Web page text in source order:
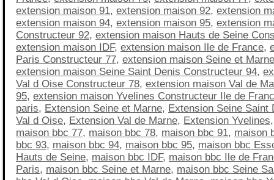
extension maison 91, extension maison 92, extension
extension maison 94, extension maison 95, extension
Constructeur 92, extension maison Hauts de Seine
extension maison IDF, extension maison Ile de France,
Paris Constructeur 77, extension maison Seine et
extension maison Seine Saint Denis Constructeur 94,
Val d Oise Constructeur 78, extension maison Val de
95, extension maison Yvelines Constructeur Ile de
paris, Extension Seine et Marne, Extension Seine Saint
Val d Oise, Extension Val de Marne, Extension Yvelines
maison bbc 77, maison bbc 78, maison bbc 91, maison
bbc 93, maison bbc 94, maison bbc 95, maison bbc
Hauts de Seine, maison bbc IDF, maison bbc Ile de
Paris, maison bbc Seine et Marne, maison bbc Seine